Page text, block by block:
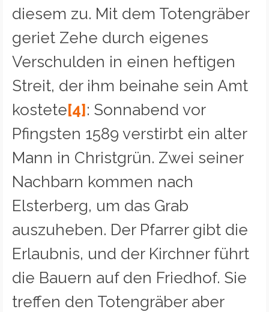
diesem zu. Mit dem Totengräber
geriet Zehe durch eigenes
Verschulden in einen heftigen
Streit, der ihm beinahe sein Amt
kostete[4]: Sonnabend vor
Pfingsten 1589 verstirbt ein alter
Mann in Christgrün. Zwei seiner
Nachbarn kommen nach
Elsterberg, um das Grab
auszuheben. Der Pfarrer gibt die
Erlaubnis, und der Kirchner führt
die Bauern auf den Friedhof. Sie
treffen den Totengräber aber